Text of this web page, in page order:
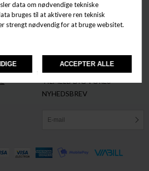
HVEM ER ZONATIONSTORE.DK?
KORT
GAVEKORT
NYHEDSBREV
TILMELD DIG VORES
NYHEDSBREV